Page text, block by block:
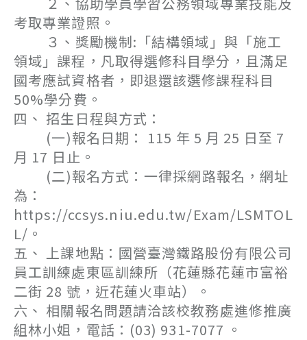
考取專業證照。
３、獎勵機制:「結構領域」與「施工
領域」課程，凡取得選修科目學分，且滿足
國考應試資格者，即退還該選修課程科目
50%學分費。
四、 招生日程與方式：
(一)報名日期： 115 年 5 月 25 日至 7
月 17 日止。
(二)報名方式：一律採網路報名，網址
為：
https://ccsys.niu.edu.tw/Exam/LSMTOL
L/。
五、 上課地點：國營臺灣鐵路股份有限公司
員工訓練處東區訓練所（花蓮縣花蓮市富裕
二街 28 號，近花蓮火車站）。
六、 相關報名問題請洽該校教務處進修推廣
組林小姐，電話：(03) 931-7077 。